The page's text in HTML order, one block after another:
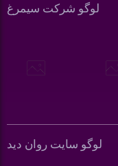
لوگو شرکت سیمرغ
لوگو سایت روان دید